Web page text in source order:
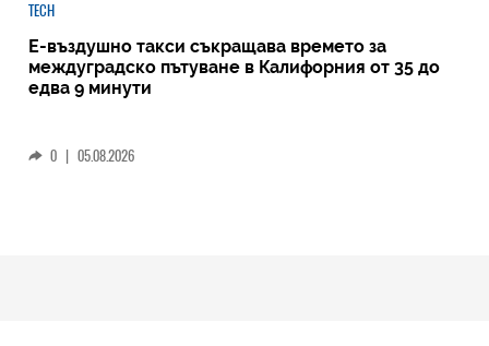
TECH
Е-въздушно такси съкращава времето за
междуградско пътуване в Калифорния от 35 до
едва 9 минути
0 | 05.08.2026